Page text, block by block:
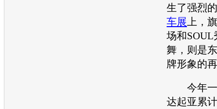
生了强烈
车展上，
场和SOUL
舞，则是
牌形象的
今年一
达起亚累